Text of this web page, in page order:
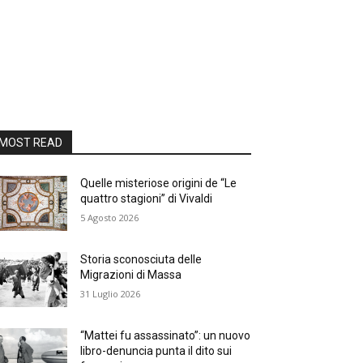
READ
Quelle misteriose origini de “Le
quattro stagioni” di Vivaldi
5 Agosto 2026
Storia sconosciuta delle
Migrazioni di Massa
31 Luglio 2026
“Mattei fu assassinato”: un nuovo
libro-denuncia punta il dito sui